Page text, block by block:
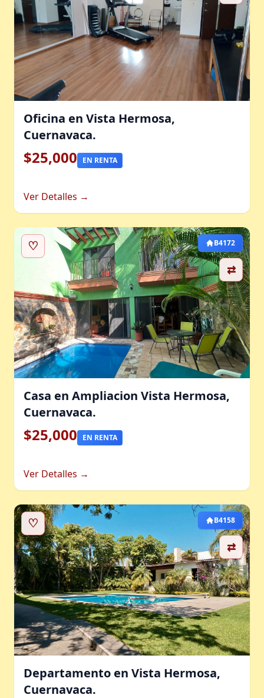
Oficina en Vista Hermosa,
Cuernavaca.
$25,000 EN RENTA
Ver Detalles →
♡
⇄
B4172
Casa en Ampliacion Vista Hermosa,
Cuernavaca.
$25,000 EN RENTA
Ver Detalles →
♡
⇄
B4158
Departamento en Vista Hermosa,
Cuernavaca.